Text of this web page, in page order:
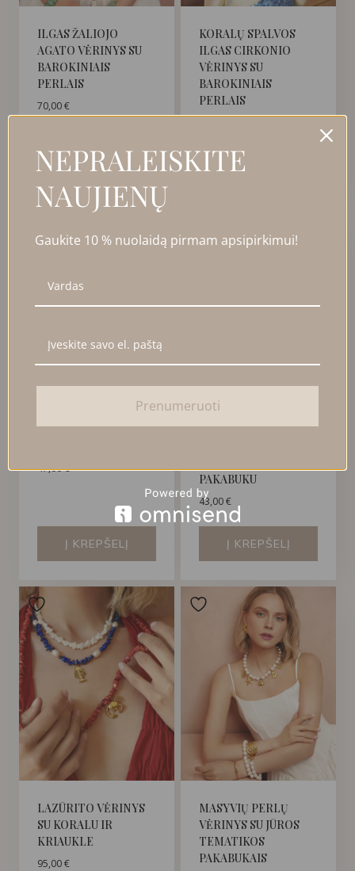
ILGAS ŽALIOJO
AGATO VĖRINYS SU
BAROKINIAIS
PERLAIS
70,00€
Į KREPŠELĮ
KORALŲ SPALVOS
ILGAS CIRKONIO
VĖRINYS SU
BAROKINIAIS
PERLAIS
Į KREPŠELĮ
KRIAUKLĖS IR
47,00€
Į KREPŠELĮ
LAZŪRITO VĖRINYS
PAKABUKU
43,00€
Į KREPŠELĮ
LAZŪRITO VĖRINYS
SU KORALU IR
KRIAUKLE
95,00€
MASYVIŲ PERLŲ
VĖRINYS SU JŪROS
TEMATIKOS
PAKABUKAIS
NEPRALEISKITE
NAUJIENŲ
Gaukite 10 % nuolaidą pirmam apsipirkimui!
Prenumeruoti